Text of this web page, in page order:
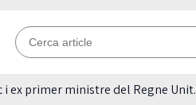
ex primer ministre del Regne Unit.